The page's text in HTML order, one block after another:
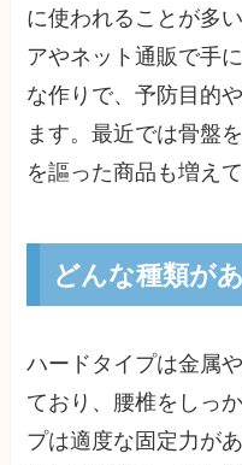
に使われることが多
アやネット通販で手
な作りで、予防目的
ます。最近では骨盤
を謳った商品も増え
どんな種類が
ハードタイプは金属
ており、腰椎をしっ
プは適度な固定力が